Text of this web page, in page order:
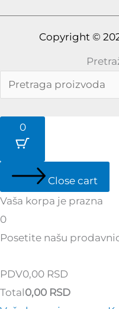
Copyright ©
0
Close cart
Vaša korpa je prazna
0
Posetite našu
Tax
Amount:
PDV0,00 RSD
Cart
Total0,00 RSD